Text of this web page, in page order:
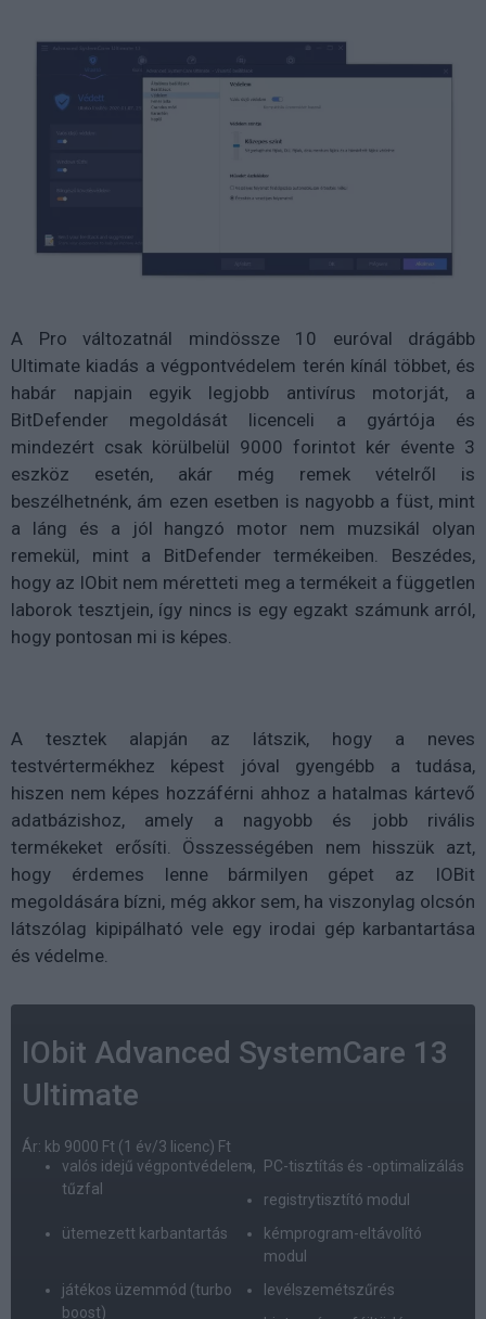
A Pro változatnál mindössze 10 euróval drágább
Ultimate kiadás a végpontvédelem terén kínál többet, és
habár napjain egyik legjobb antivírus motorját, a
BitDefender megoldását licenceli a gyártója és
mindezért csak körülbelül 9000 forintot kér évente 3
eszköz esetén, akár még remek vételről is
beszélhetnénk, ám ezen esetben is nagyobb a füst, mint
a láng és a jól hangzó motor nem muzsikál olyan
remekül, mint a BitDefender termékeiben. Beszédes,
hogy az IObit nem méretteti meg a termékeit a független
laborok tesztjein, így nincs is egy egzakt számunk arról,
hogy pontosan mi is képes.
A tesztek alapján az látszik, hogy a neves
testvértermékhez képest jóval gyengébb a tudása,
hiszen nem képes hozzáférni ahhoz a hatalmas kártevő
adatbázishoz, amely a nagyobb és jobb rivális
termékeket erősíti. Összességében nem hisszük azt,
hogy érdemes lenne bármilyen gépet az IOBit
megoldására bízni, még akkor sem, ha viszonylag olcsón
látszólag kipipálható vele egy irodai gép karbantartása
és védelme.
IObit Advanced SystemCare 13
Ultimate
Ár: kb 9000 Ft (1 év/3 licenc) Ft
valós idejű végpontvédelem,
tűzfal
PC-tisztítás és -optimalizálás
registrytisztító modul
ütemezett karbantartás
kémprogram-eltávolító
modul
játékos üzemmód (turbo
boost)
levélszemétszűrés